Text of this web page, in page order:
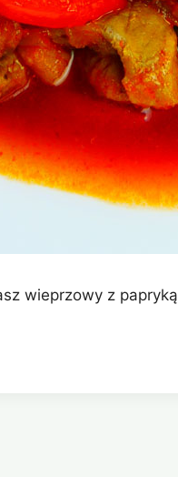
wieprzowy z papryką